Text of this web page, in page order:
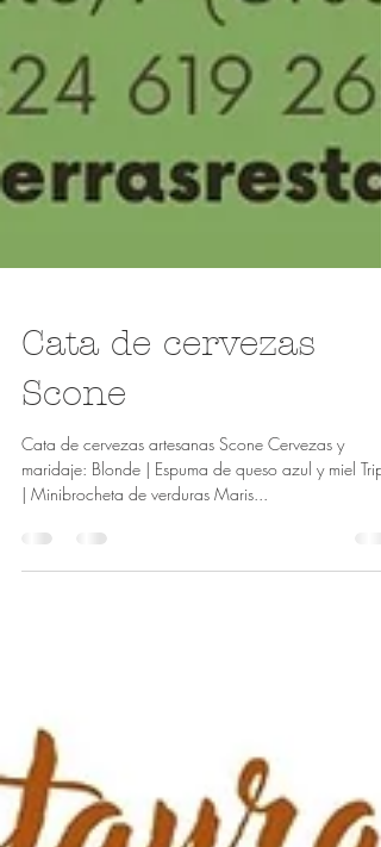
Cata de cervezas
Scone
Cata de cervezas artesanas Scone Cervezas y
maridaje: Blonde | Espuma de queso azul y miel
| Minibrocheta de verduras Maris...